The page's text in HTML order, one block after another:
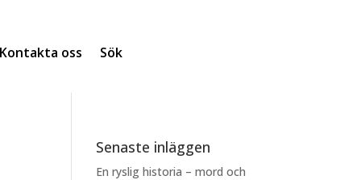
oss Sök
Senaste inläggen
En ryslig historia – mord och